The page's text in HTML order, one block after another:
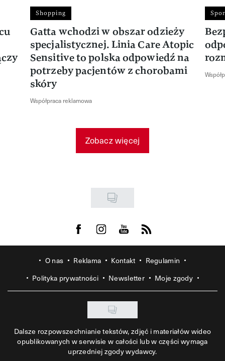
Shopping
Gatta wchodzi w obszar odzieży
specjalistycznej. Linia Care Atopic
Sensitive to polska odpowiedź na
potrzeby pacjentów z chorobami
skóry
Współpraca reklamowa
Zobacz więcej
Visit us on Facebook
Visit us on Instagram
Visit us on Youtube
Visit us on Rss
O nas Reklama Kontakt
Regulamin
Polityka prywatności
Newsletter Moje zgody
Dalsze rozpowszechnianie tekstów, zdjęć i materiałów wideo
opublikowanych w serwisie w całości lub w części wymaga
uprzedniej zgody wydawcy.